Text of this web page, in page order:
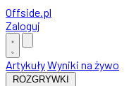
Offside.pl
Zaloguj
ArtykułyWyniki na żywo
ROZGRYWKI